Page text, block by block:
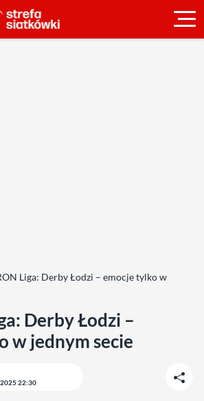
Liga: Derby Łodzi – emocje tylko w
Derby Łodzi –
w jednym secie
2025 22:30